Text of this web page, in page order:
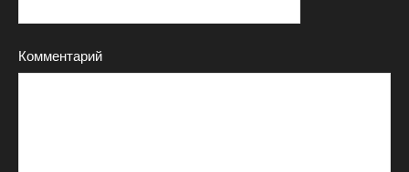
Комментарий